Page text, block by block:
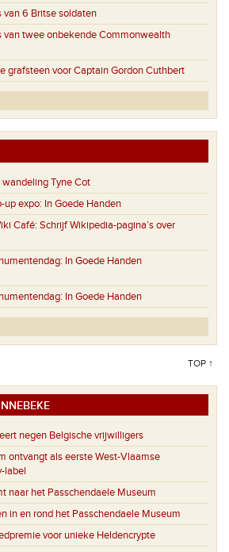
van 6 Britse soldaten
van twee onbekende Commonwealth
grafsteen voor Captain Gordon Cuthbert
Tyne Cot
up expo: In Goede Handen
Café: Schrijf Wikipedia-pagina’s over
In Goede Handen
In Goede Handen
TOP ↑
negen Belgische vrijwilligers
ontvangt als eerste West-Vlaamse
label
naar het Passchendaele Museum
in en rond het Passchendaele Museum
voor unieke Heldencrypte